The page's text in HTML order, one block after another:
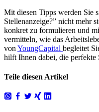
Mit diesen Tipps werden Sie
Stellenanzeige?” nicht mehr
konkret zu formulieren und
vermitteln, wie das
von YoungCapital begleitet
hilft Ihnen dabei, die perfekte
Teile diesen Artikel